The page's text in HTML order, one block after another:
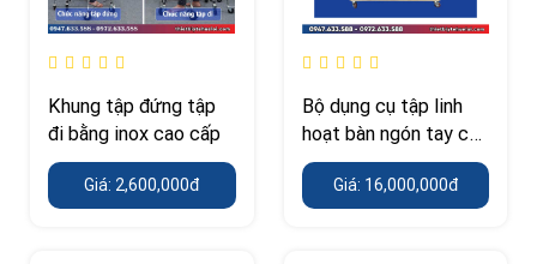
Khung tập đứng tập
đi bằng inox cao cấp
Giá: 2,600,000đ
Bộ dụng cụ tập linh
hoạt bàn ngón tay cho
người yếu liệt
Giá: 16,000,000đ